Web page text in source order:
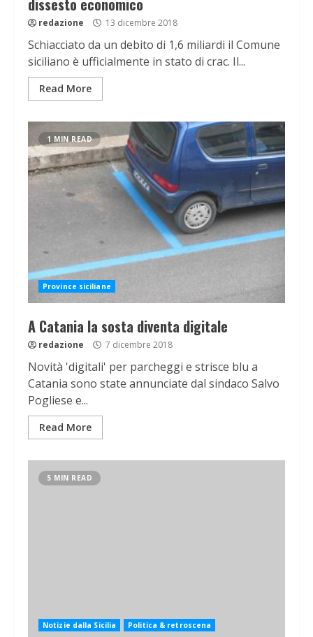
dissesto economico
redazione 13 dicembre 2018
Schiacciato da un debito di 1,6 miliardi il Comune
siciliano è ufficialmente in stato di crac. Il...
Read More
1 MIN READ
Province siciliane
A Catania la sosta diventa digitale
redazione 7 dicembre 2018
Novità 'digitali' per parcheggi e strisce blu a
Catania sono state annunciate dal sindaco Salvo
Pogliese e...
Read More
5 MIN READ
Notizie dalla Sicilia Politica & retroscena